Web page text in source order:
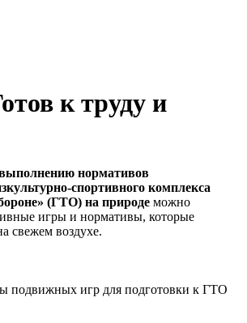
к труду и
нормативов
спортивного комплекса
(ГТО) на природе можно
игры и нормативы, которые
свежем воздухе.
подвижных игр для подготовки к ГТО